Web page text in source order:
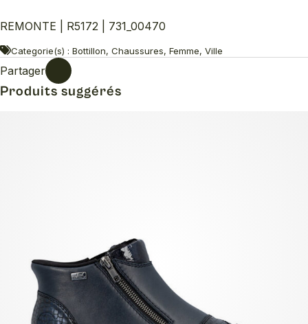
REMONTE | R5172 | 731_00470
Categorie(s) : Bottillon, Chaussures, Femme, Ville
Partager
Produits suggérés